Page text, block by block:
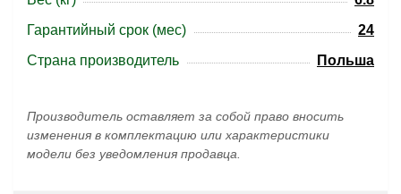
Гарантийный срок (мес)
24
Страна производитель
Польша
Производитель оставляет за собой право вносить
изменения в комплектацию или характеристики
модели без уведомления продавца.